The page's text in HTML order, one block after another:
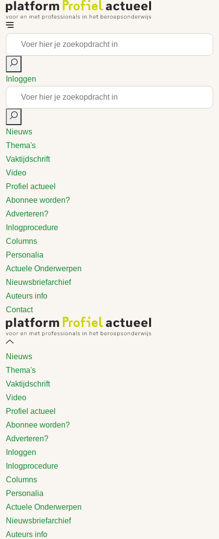
Inloggen
Nieuws
Thema's
Vaktijdschrift
Video
Profiel actueel
Abonnee worden?
Adverteren?
Inlogprocedure
Columns
Personalia
Actuele Onderwerpen
Nieuwsbriefarchief
Auteurs info
Contact
Nieuws
Thema's
Vaktijdschrift
Video
Profiel actueel
Abonnee worden?
Adverteren?
Inloggen
Inlogprocedure
Columns
Personalia
Actuele Onderwerpen
Nieuwsbriefarchief
Auteurs info